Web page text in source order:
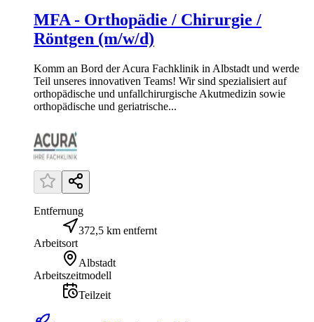
MFA - Orthopädie / Chirurgie /
Röntgen (m/w/d)
Komm an Bord der Acura Fachklinik in Albstadt und werde
Teil unseres innovativen Teams! Wir sind spezialisiert auf
orthopädische und unfallchirurgische Akutmedizin sowie
orthopädische und geriatrische...
Entfernung
372,5 km entfernt
Arbeitsort
Albstadt
Arbeitszeitmodell
Teilzeit